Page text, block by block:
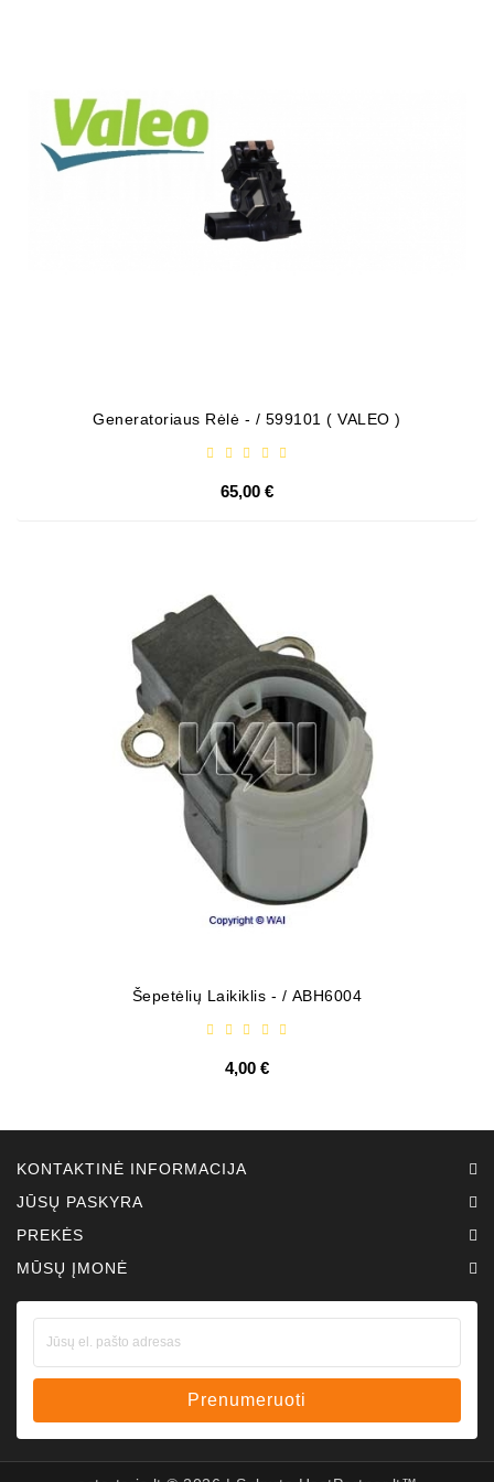
Generatoriaus Rėlė - / 599101 ( VALEO )
65,00 €
Šepetėlių Laikiklis - / ABH6004
4,00 €
KONTAKTINĖ INFORMACIJA
JŪSŲ PASKYRA
PREKĖS
MŪSŲ ĮMONĖ
Prenumeruoti